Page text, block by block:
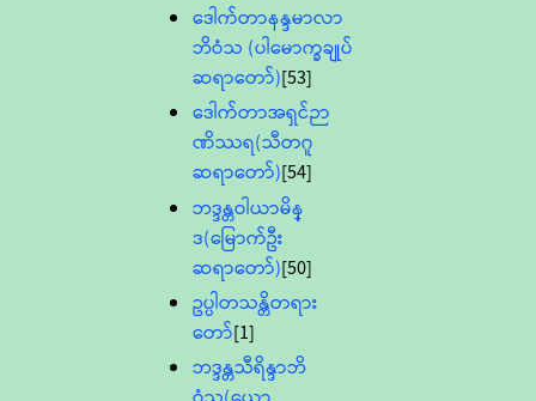
ဒေါက်တာနန္ဒမာလာ
ဘိဝံသ (ပါမောက္ခချုပ်
ဆရာတော်)[53]
ဒေါက်တာအရှင်ဉာ
ဏိဿရ(သီတဂူ
ဆရာတော်)[54]
ဘဒ္ဒန္တဝါယာမိန္
ဒ(မြောက်ဦး
ဆရာတော်)[50]
ဥပ္ပါတသန္တိတရား
တော်[1]
ဘဒ္ဒန္တသီရိန္ဒာဘိ